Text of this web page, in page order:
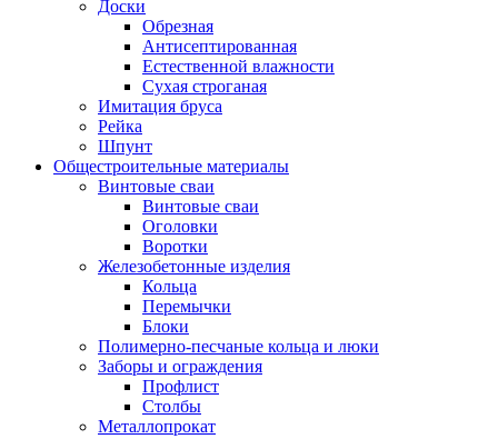
Доски
Обрезная
Антисептированная
Естественной влажности
Сухая строганая
Имитация бруса
Рейка
Шпунт
Общестроительные материалы
Винтовые сваи
Винтовые сваи
Оголовки
Воротки
Железобетонные изделия
Кольца
Перемычки
Блоки
Полимерно-песчаные кольца и люки
Заборы и ограждения
Профлист
Столбы
Металлопрокат